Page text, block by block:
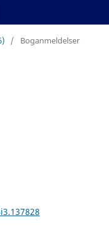
/ Boganmeldelser